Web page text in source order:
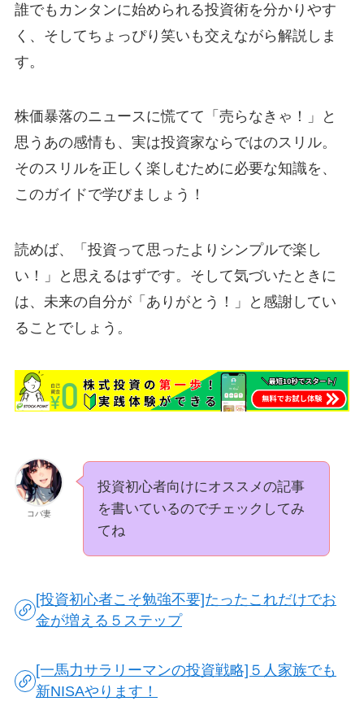
誰でもカンタンに始められる投資術を分かりやす
く、そしてちょっぴり笑いも交えながら解説しま
す。
株価暴落のニュースに慌てて「売らなきゃ！」と
思うあの感情も、実は投資家ならではのスリル。
そのスリルを正しく楽しむために必要な知識を、
このガイドで学びましょう！
読めば、「投資って思ったよりシンプルで楽し
い！」と思えるはずです。そして気づいたときに
は、未来の自分が「ありがとう！」と感謝してい
ることでしょう。
コバ妻
投資初心者向けにオススメの記事
を書いているのでチェックしてみ
てね
[投資初心者こそ勉強不要]たったこれだけでお
金が増える５ステップ
[一馬力サラリーマンの投資戦略]５人家族でも
新NISAやります！